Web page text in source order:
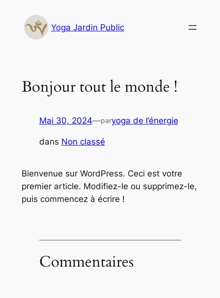
contenu
Yoga Jardin Public
Bonjour tout le monde !
Mai 30, 2024—paryoga de l’énergie
dans Non classé
Bienvenue sur WordPress. Ceci est votre
premier article. Modifiez-le ou supprimez-le,
puis commencez à écrire !
Commentaires